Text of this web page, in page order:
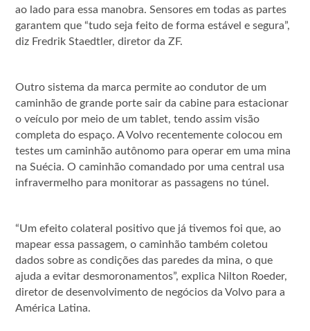
ao lado para essa manobra. Sensores em todas as partes
garantem que “tudo seja feito de forma estável e segura”,
diz Fredrik Staedtler, diretor da ZF.
Outro sistema da marca permite ao condutor de um
caminhão de grande porte sair da cabine para estacionar
o veículo por meio de um tablet, tendo assim visão
completa do espaço. A Volvo recentemente colocou em
testes um caminhão autônomo para operar em uma mina
na Suécia. O caminhão comandado por uma central usa
infravermelho para monitorar as passagens no túnel.
“Um efeito colateral positivo que já tivemos foi que, ao
mapear essa passagem, o caminhão também coletou
dados sobre as condições das paredes da mina, o que
ajuda a evitar desmoronamentos”, explica Nilton Roeder,
diretor de desenvolvimento de negócios da Volvo para a
América Latina.